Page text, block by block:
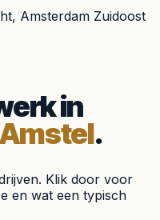
Amsterdam Zuidoost
in
.
Klik door voor
en wat een typisch